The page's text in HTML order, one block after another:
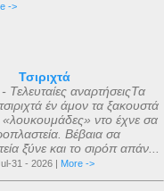
->
Τσιριχτά
Τελευταίες αναρτήσειςΤα
έν άμον τα ξακουστά
«λουκουμάδες» ντο έχνε σα
Βέβαια σα
ξ̌ύνε και το σιρόπ απάν...
31 - 2026 | More ->